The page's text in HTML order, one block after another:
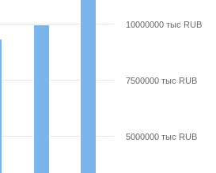
5000000 тыс RUB
7500000 тыс RUB
10000000 тыс RUB